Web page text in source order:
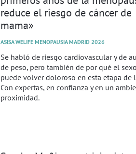
reduce el riesgo de cáncer de
mama»
ASISA WELIFE MENOPAUSIA MADRID 2026
Se habló de riesgo cardiovascular y de
de peso, pero también de por qué el
puede volver doloroso en esta etapa de
Con expertas, en confianza y en un
proximidad.